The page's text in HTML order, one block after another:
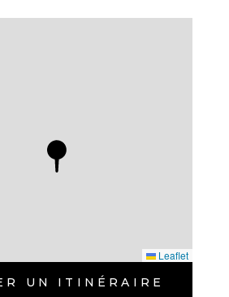
lycées... la commune
d’offres
et de services qui
nature et
diversité et la beauté des
Castelnau-le-Lez
Leaflet
UN ITINÉRAIRE